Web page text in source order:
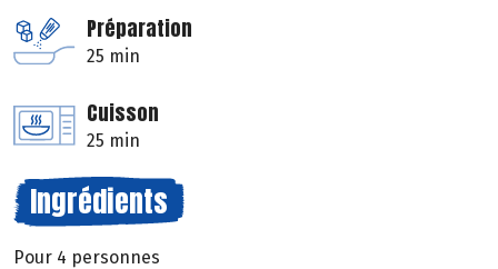
Préparation
25 min
Cuisson
25 min
Ingrédients
Pour 4 personnes